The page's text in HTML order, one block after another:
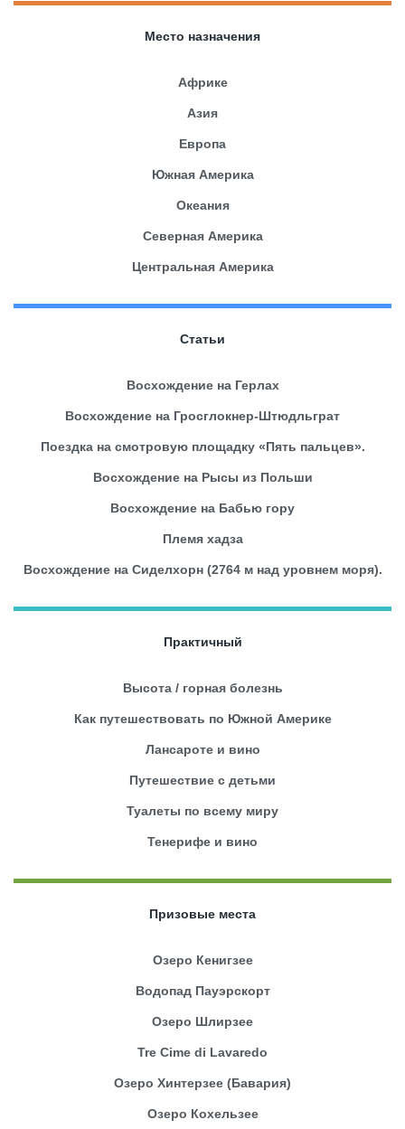
Место назначения
Африке
Азия
Европа
Южная Америка
Океания
Северная Америка
Центральная Америка
Статьи
Восхождение на Герлах
Восхождение на Гросглокнер-Штюдльграт
Поездка на смотровую площадку «Пять пальцев».
Восхождение на Рысы из Польши
Восхождение на Бабью гору
Племя хадза
Восхождение на Сиделхорн (2764 м над уровнем моря).
Практичный
Высота / горная болезнь
Как путешествовать по Южной Америке
Лансароте и вино
Путешествие с детьми
Туалеты по всему миру
Тенерифе и вино
Призовые места
Озеро Кенигзее
Водопад Пауэрскорт
Озеро Шлирзее
Tre Cime di Lavaredo
Озеро Хинтерзее (Бавария)
Озеро Кохельзее